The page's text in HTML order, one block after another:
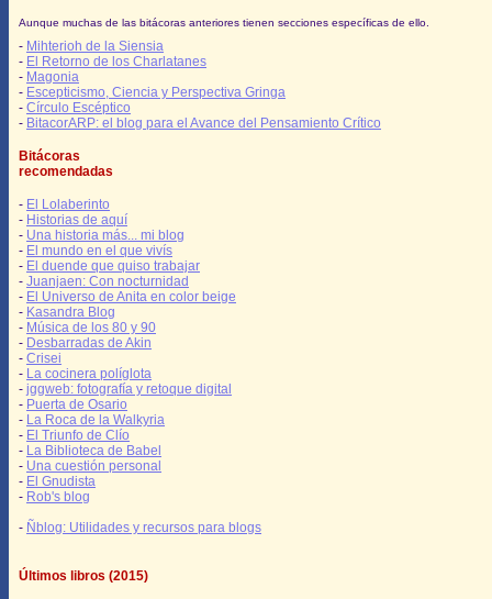
Aunque muchas de las bitácoras anteriores tienen secciones específicas de ello.
- Mihterioh de la Siensia
- El Retorno de los Charlatanes
- Magonia
- Escepticismo, Ciencia y Perspectiva Gringa
- Círculo Escéptico
- BitacorARP: el blog para el Avance del Pensamiento Crítico
Bitácoras
recomendadas
- El Lolaberinto
- Historias de aquí
- Una historia más... mi blog
- El mundo en el que vivís
- El duende que quiso trabajar
- Juanjaen: Con nocturnidad
- El Universo de Anita en color beige
- Kasandra Blog
- Música de los 80 y 90
- Desbarradas de Akin
- Crisei
- La cocinera políglota
- jggweb: fotografía y retoque digital
- Puerta de Osario
- La Roca de la Walkyria
- El Triunfo de Clío
- La Biblioteca de Babel
- Una cuestión personal
- El Gnudista
- Rob's blog
- Ñblog: Utilidades y recursos para blogs
Últimos libros (2015)